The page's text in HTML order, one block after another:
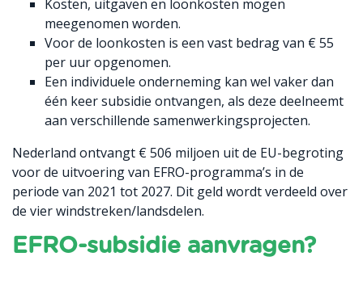
Kosten, uitgaven en loonkosten mogen
meegenomen worden.
Voor de loonkosten is een vast bedrag van € 55
per uur opgenomen.
Een individuele onderneming kan wel vaker dan
één keer subsidie ontvangen, als deze deelneemt
aan verschillende samenwerkingsprojecten.
Nederland ontvangt € 506 miljoen uit de EU-begroting
voor de uitvoering van EFRO-programma’s in de
periode van 2021 tot 2027. Dit geld wordt verdeeld over
de vier windstreken/landsdelen.
EFRO-subsidie aanvragen?